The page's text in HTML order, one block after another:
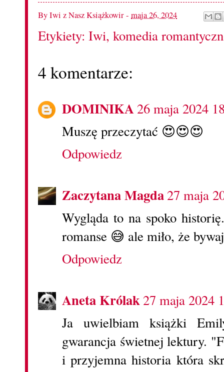
ByIwi z Nasz Książkowir- maja 26, 2024
Etykiety: Iwi, komedia
4 komentarze:
DOMINIKA26 maja 2024
Muszę przeczytać 😍😍😍
Odpowiedz
Zaczytana Magda27 maja
Wygląda to na spoko
romanse 😅 ale miło, że
Odpowiedz
Aneta Królak27 maja 2024
Ja uwielbiam książki
gwarancja świetnej lektury.
i przyjemna historia która